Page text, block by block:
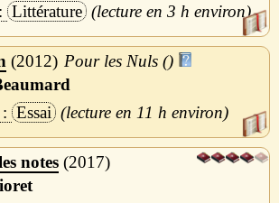
Littérature
3 h
2012
Pour les Nuls ()
Essai
11 h
notes 2017